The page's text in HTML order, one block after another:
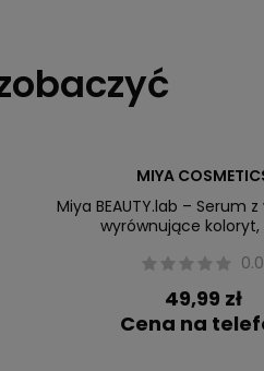
MIYA
Miya BEAUTY.lab – Serum
wyrównujące
0.0
49,99 zł
Cena na